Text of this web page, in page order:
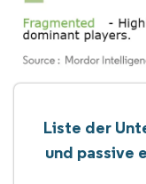
Liste der
und passive